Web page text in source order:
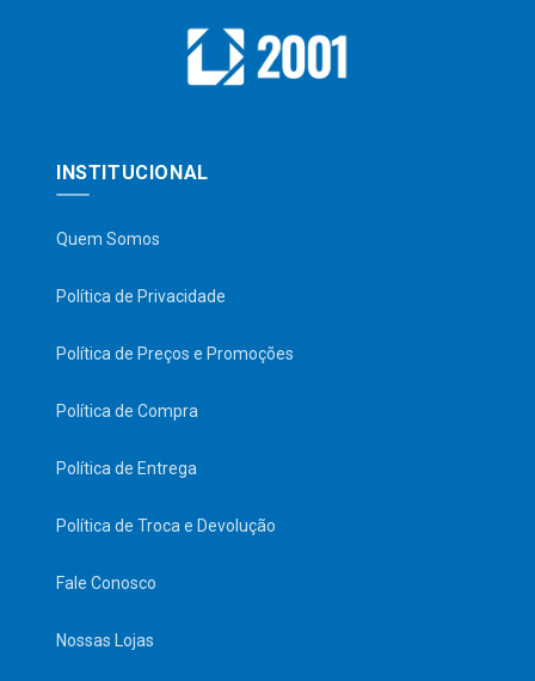
INSTITUCIONAL
Quem Somos
Política de Privacidade
Política de Preços e Promoções
Política de Compra
Política de Entrega
Política de Troca e Devolução
Fale Conosco
Nossas Lojas